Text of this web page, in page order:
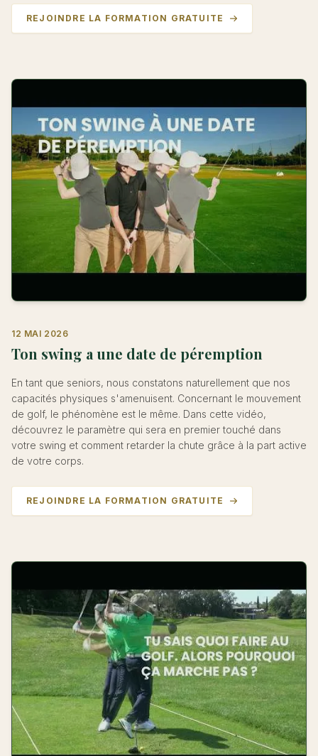
REJOINDRE LA FORMATION GRATUITE
12 MAI 2026
Ton swing a une date de péremption
En tant que seniors, nous constatons naturellement que nos
capacités physiques s'amenuisent. Concernant le mouvement
de golf, le phénomène est le même. Dans cette vidéo,
découvrez le paramètre qui sera en premier touché dans
votre swing et comment retarder la chute grâce à la part active
de votre corps.
REJOINDRE LA FORMATION GRATUITE